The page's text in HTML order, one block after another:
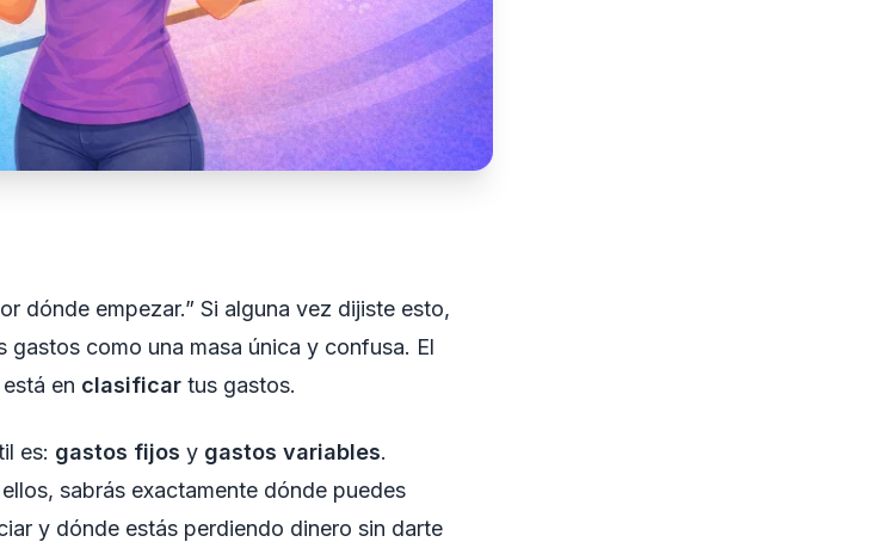
dónde empezar.” Si alguna vez dijiste esto,
gastos como una masa única y confusa. El
en clasificar tus gastos.
es: gastos fijos y gastos variables.
sabrás exactamente dónde puedes
y dónde estás perdiendo dinero sin darte